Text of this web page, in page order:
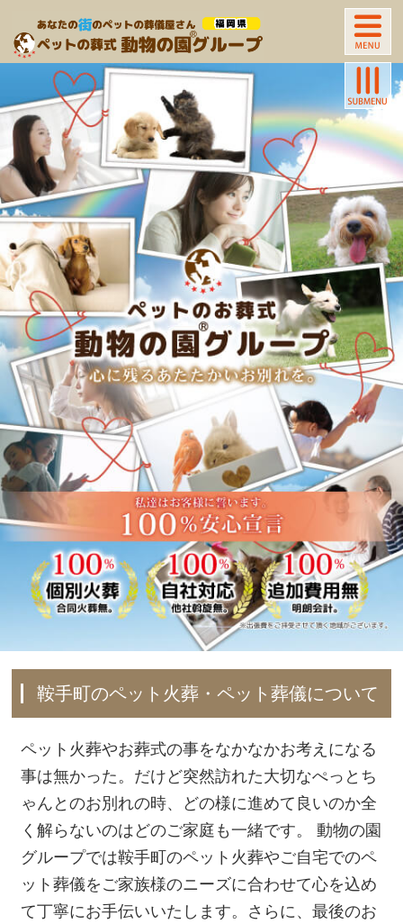
鞍手町のペット火葬・ペット葬儀について
ペット火葬やお葬式の事をなかなかお考えになる
事は無かった。だけど突然訪れた大切なぺっとち
ゃんとのお別れの時、どの様に進めて良いのか全
く解らないのはどのご家庭も一緒です。 動物の園
グループでは鞍手町のペット火葬やご自宅でのペ
ット葬儀をご家族様のニーズに合わせて心を込め
て丁寧にお手伝いいたします。さらに、最後のお